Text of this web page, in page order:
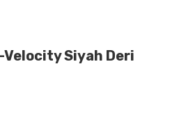
Velocity Siyah Deri